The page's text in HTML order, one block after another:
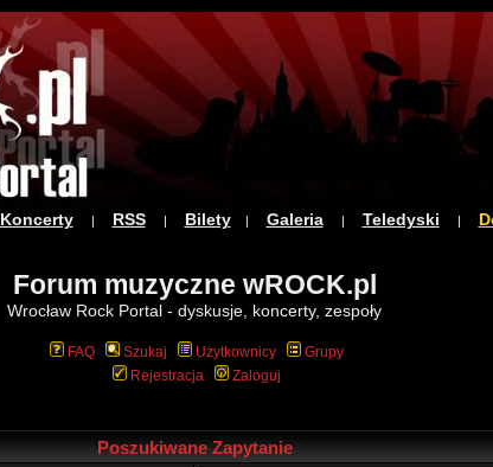
Koncerty| RSS| Bilety| Galeria| Teledyski |
Forum muzyczne wROCK.pl
Wrocław Rock Portal - dyskusje, koncerty, zespoły
FAQ Szukaj Użytkownicy
Grupy
Rejestracja
Zaloguj
Poszukiwane Zapytanie